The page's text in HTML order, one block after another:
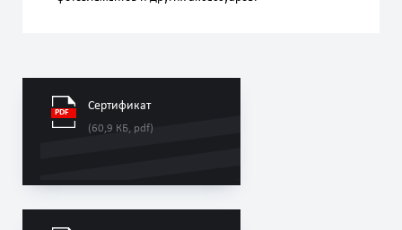
Сертификат
(60,9 КБ, pdf)